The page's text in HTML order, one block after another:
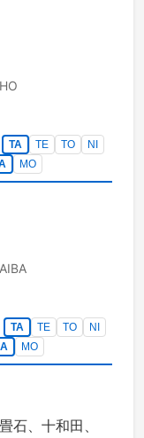
TA TE TO
NI
MO
TA TE TO
NI
MO
石、十和田、